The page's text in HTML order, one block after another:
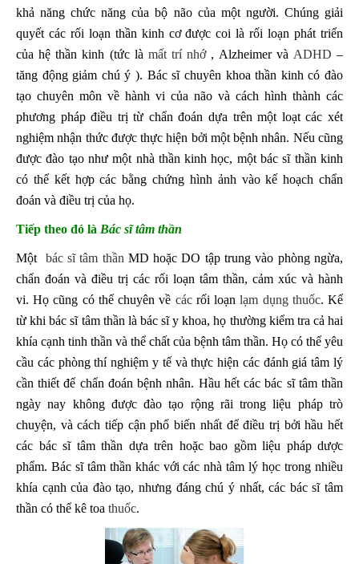
khả năng chức năng của bộ não của một người. Chúng giải
quyết các rối loạn thần kinh cơ được coi là rối loạn phát triển
của hệ thần kinh (tức là mất trí nhớ, Alzheimer và ADHD –
tăng động giảm chú ý ). Bác sĩ chuyên khoa thần kinh có đào
tạo chuyên môn về hành vi của não và cách hình thành các
phương pháp điều trị từ chẩn đoán dựa trên một loạt các xét
nghiệm nhận thức được thực hiện bởi một bệnh nhân. Nếu cũng
được đào tạo như một nhà thần kinh học, một bác sĩ thần kinh
có thể kết hợp các bằng chứng hình ảnh vào kế hoạch chẩn
đoán và điều trị của họ.
Tiếp theo đó là Bác sĩ tâm thần
Một bác sĩ tâm thần MD hoặc DO tập trung vào phòng ngừa,
chẩn đoán và điều trị các rối loạn tâm thần, cảm xúc và hành
vi. Họ cũng có thể chuyên về cácrối loạnlạm dụng thuốc. Kể
từ khi bác sĩ tâm thần là bác sĩ y khoa, họ thường kiểm tra cả hai
khía cạnh tinh thần và thể chất của bệnh tâm thần. Họ có thể yêu
cầu các phòng thí nghiệm y tế và thực hiện các đánh giá tâm lý
cần thiết để chẩn đoán bệnh nhân. Hầu hết các bác sĩ tâm thần
ngày nay không được đào tạo rộng rãi trong liệu pháp trò
chuyện, và cách tiếp cận phổ biến nhất để điều trị bởi hầu hết
các bác sĩ tâm thần dựa trên hoặc bao gồm liệu pháp dược
phẩm. Bác sĩ tâm thần khác với các nhà tâm lý học trong nhiều
khía cạnh của đào tạo, nhưng đáng chú ý nhất, các bác sĩ tâm
thần có thể kê toa thuốc.